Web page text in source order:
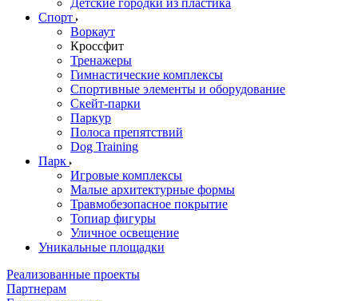
Детские городки из пластика
Спорт
Воркаут
Кроссфит
Тренажеры
Гимнастические комплексы
Спортивные элементы и оборудование
Скейт-парки
Паркур
Полоса препятствий
Dog Training
Парк
Игровые комплексы
Малые архитектурные формы
Травмобезопасное покрытие
Топиар фигуры
Уличное освещение
Уникальные площадки
Реализованные проекты
Партнерам